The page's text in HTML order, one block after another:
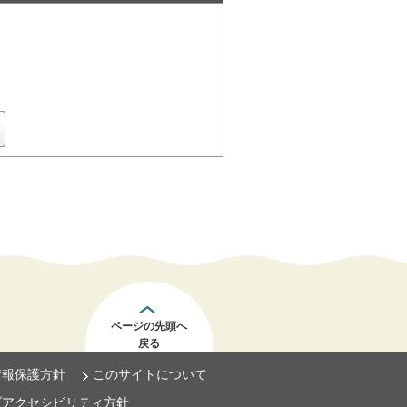
ページの先頭へ
戻る
保護方針
このサイトについて
クセシビリティ方針